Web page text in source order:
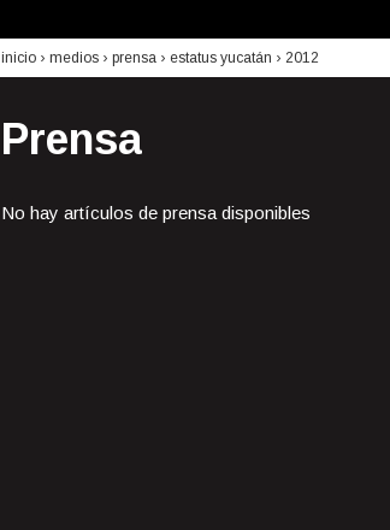
inicio › medios › prensa › estatus yucatán › 2012
Prensa
No hay artículos de prensa disponibles